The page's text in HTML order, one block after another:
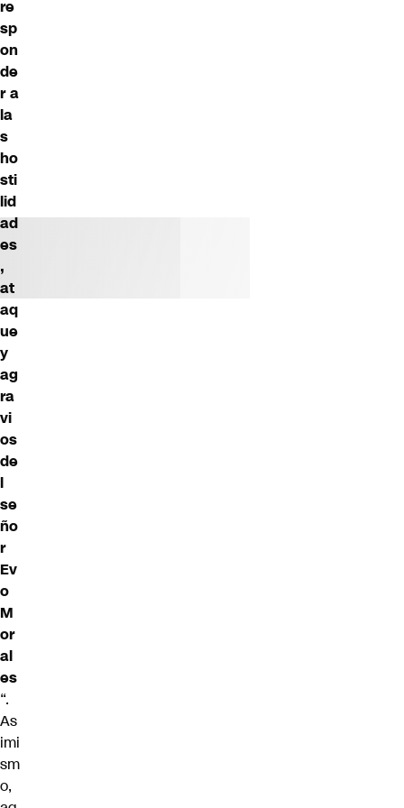
re
sp
on
de
r a
la
s
ho
sti
lid
ad
es
,
at
aq
ue
y
ag
ra
vi
os
de
l
se
ño
r
Ev
o
M
or
al
es
“.
As
imi
sm
o,